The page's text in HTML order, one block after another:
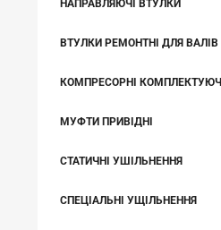
НАПРАВЛЯЮЧІ ВТУЛКИ
ВТУЛКИ РЕМОНТНІ ДЛЯ ВАЛІВ
КОМПРЕСОРНІ КОМПЛЕКТУЮЧІ
МУФТИ ПРИВІДНІ
СТАТИЧНІ УШІЛЬНЕННЯ
СПЕЦІАЛЬНІ УЩІЛЬНЕННЯ